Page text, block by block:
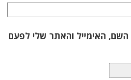
האימייל והאתר שלי לפעם